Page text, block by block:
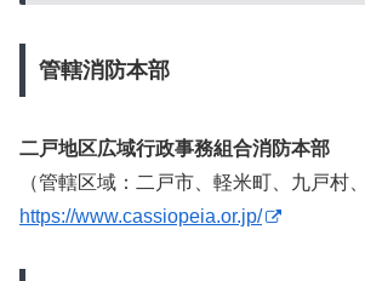
管轄消防本部
二戸地区広域行政事務組合消防本部
（管轄区域：二戸市、軽米町、九戸村
https://www.cassiopeia.or.jp/